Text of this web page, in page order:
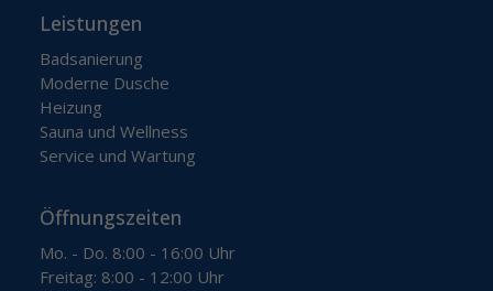
Leistungen
Badsanierung
Moderne Dusche
Heizung
Sauna und Wellness
Service und Wartung
Öffnungszeiten
Mo. - Do. 8:00 - 16:00 Uhr
Freitag: 8:00 - 12:00 Uhr